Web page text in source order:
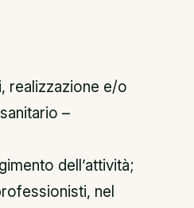
realizzazione e/o
–
dell’attività;
nel